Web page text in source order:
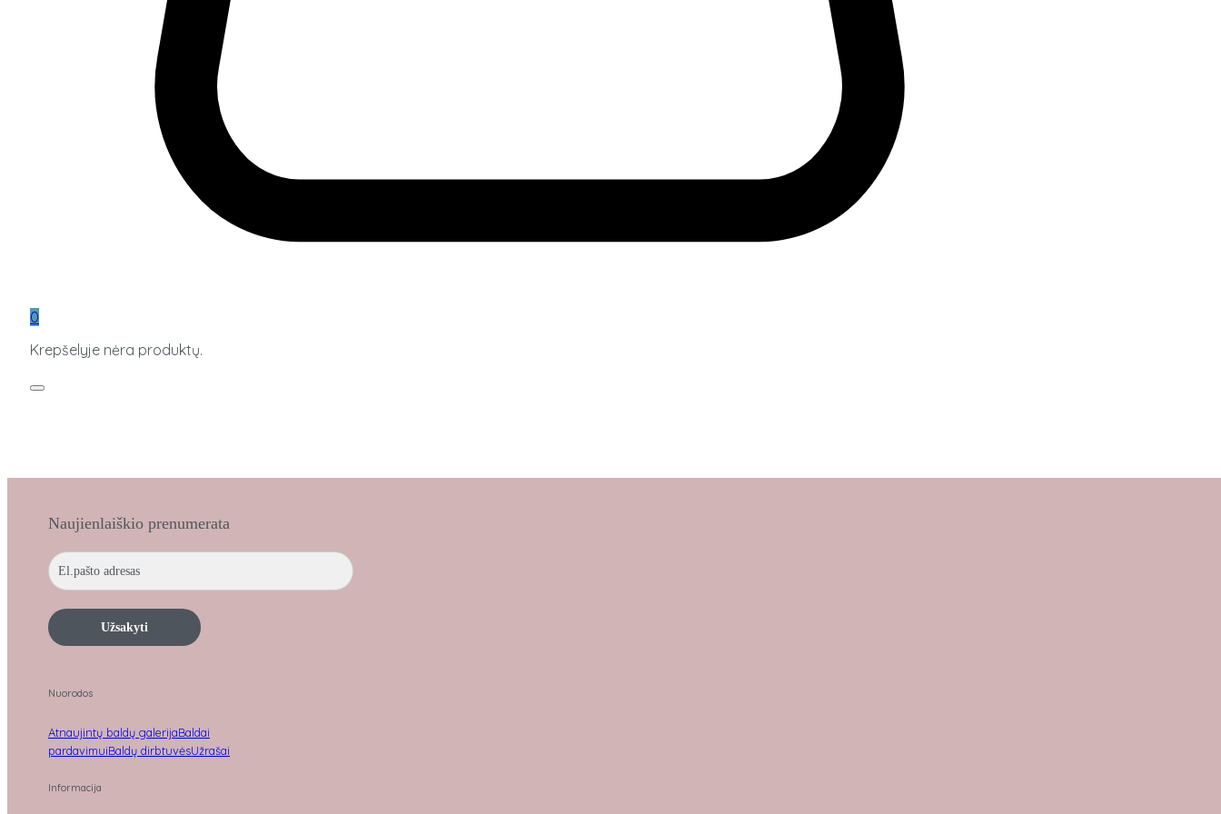
0
Krepšelyje nėra produktų.
Naujienlaiškio prenumerata
Užsakyti
Nuorodos
Atnaujintų baldų galerijaBaldai
pardavimuiBaldų dirbtuvėsUžrašai
Informacija